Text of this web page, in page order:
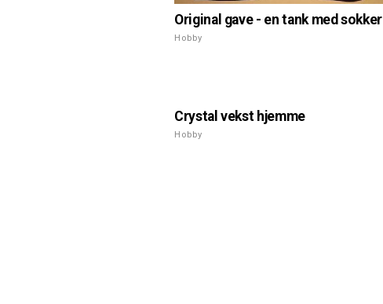
Original gave - en tank med sokker
Hobby
Crystal vekst hjemme
Hobby